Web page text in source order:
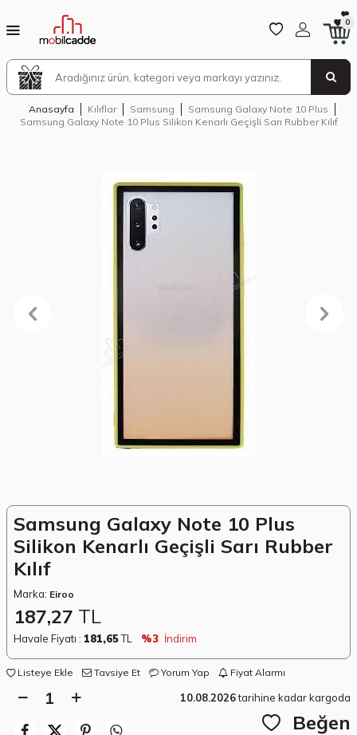
0
Anasayfa Kılıflar Samsung
Samsung Galaxy Note 10 Plus
Samsung Galaxy Note 10 Plus Silikon Kenarlı Geçişli Sarı Rubber Kılıf
Samsung Galaxy Note 10 Plus
Silikon Kenarlı Geçişli Sarı Rubber
Kılıf
Marka: Eiroo
187,27 TL
Havale Fiyatı : 181,65TL %3 İndirim
Listeye Ekle Tavsiye Et Yorum Yap Fiyat Alarmı
10.08.2026tarihine kadar kargoda
Beğen